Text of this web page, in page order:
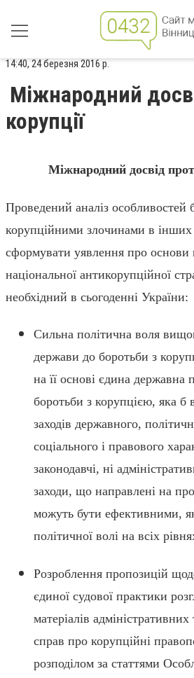
14:40, 24 березня 2016 р.
Міжнародний
корупції
Міжнародний досвід
Проведений аналіз особливостей
корупційними злочинами в інших
сформувати уявлення про основи
національної антикорупційної
необхідний в сьогоденні України:
Сильна політична воля
держави до боротьби з
на її основі єдина державна
боротьби з корупцією, яка б
заходів державного,
соціального і правового
законодавчі, ні
заходи, що направлені на
можуть бути ефективними,
політичної волі на всіх
Розроблення пропозицій
єдиної судової практики
матеріалів
справ про корупційні
розподілом за статтями